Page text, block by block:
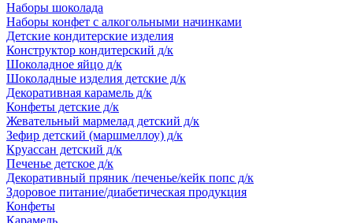
Наборы шоколада
Наборы конфет с алкогольными начинками
Детские кондитерские изделия
Конструктор кондитерский д/к
Шоколадное яйцо д/к
Шоколадные изделия детские д/к
Декоративная карамель д/к
Конфеты детские д/к
Жевательный мармелад детский д/к
Зефир детский (маршмеллоу) д/к
Круассан детский д/к
Печенье детское д/к
Декоративный пряник /печенье/кейк попс д/к
Здоровое питание/диабетическая продукция
Конфеты
Карамель